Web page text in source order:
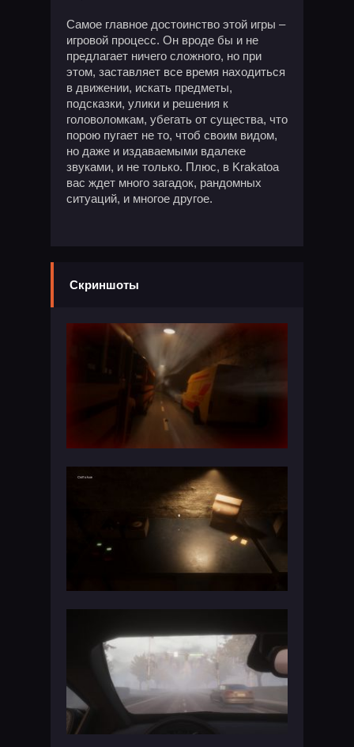
Самое главное достоинство этой игры –
игровой процесс. Он вроде бы и не
предлагает ничего сложного, но при
этом, заставляет все время находиться
в движении, искать предметы,
подсказки, улики и решения к
головоломкам, убегать от существа, что
порою пугает не то, чтоб своим видом,
но даже и издаваемыми вдалеке
звуками, и не только. Плюс, в Krakatoa
вас ждет много загадок, рандомных
ситуаций, и многое другое.
Скриншоты